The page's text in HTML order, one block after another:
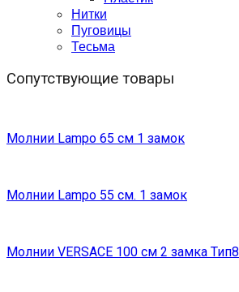
Нитки
Пуговицы
Тесьма
Сопутствующие товары
Молнии Lampo 65 см 1 замок
Молнии Lampo 55 см. 1 замок
Молнии VERSACE 100 см 2 замка Тип8